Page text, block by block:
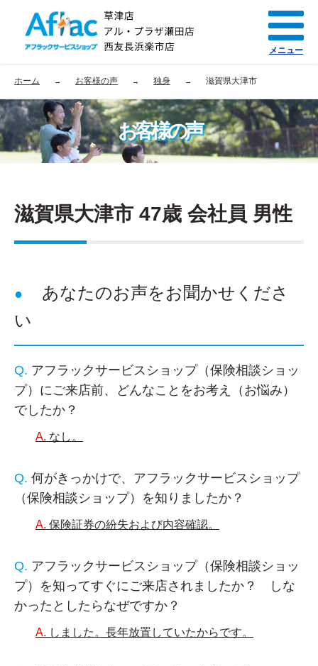
ホーム お客様の声 独身 滋賀県大津市
お客様の声
滋賀県大津市 47歳 会社員 男性
あなたのお声をお聞かせくださ
い
アフラックサービスショップ（保険相談ショッ
プ）にご来店前、どんなことをお考え（お悩み）
でしたか？
なし。
何がきっかけで、アフラックサービスショップ
（保険相談ショップ）を知りましたか？
保険証券の紛失および内容確認。
アフラックサービスショップ（保険相談ショッ
プ）を知ってすぐにご来店されましたか？ しな
かったとしたらなぜですか？
しました。長年放置していたからです。
メニュー